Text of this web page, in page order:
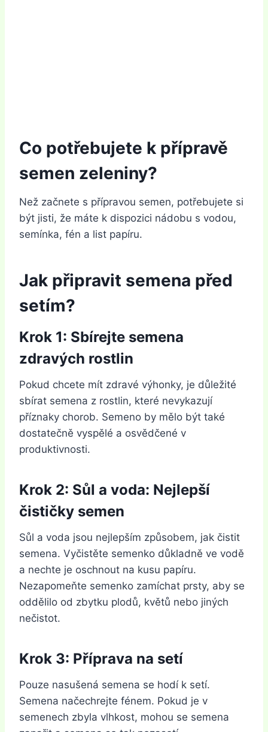
Co potřebujete k přípravě
semen zeleniny?
Než začnete s přípravou semen, potřebujete si
být jisti, že máte k dispozici nádobu s vodou,
semínka, fén a list papíru.
Jak připravit semena před
setím?
Krok 1: Sbírejte semena
zdravých rostlin
Pokud chcete mít zdravé výhonky, je důležité
sbírat semena z rostlin, které nevykazují
příznaky chorob. Semeno by mělo být také
dostatečně vyspělé a osvědčené v
produktivnosti.
Krok 2: Sůl a voda: Nejlepší
čističky semen
Sůl a voda jsou nejlepším způsobem, jak čistit
semena. Vyčistěte semenko důkladně ve vodě
a nechte je oschnout na kusu papíru.
Nezapomeňte semenko zamíchat prsty, aby se
oddělilo od zbytku plodů, květů nebo jiných
nečistot.
Krok 3: Příprava na setí
Pouze nasušená semena se hodí k setí.
Semena načechrejte fénem. Pokud je v
semenech zbyla vlhkost, mohou se semena